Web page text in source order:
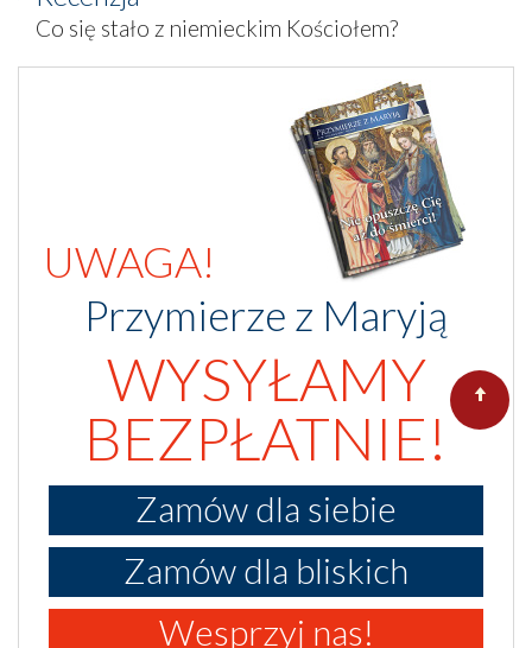
Co się stało z niemieckim Kościołem?
UWAGA!
Przymierze z Maryją
WYSYŁAMY
BEZPŁATNIE!
Zamów dla siebie
Zamów dla bliskich
Wesprzyj nas!